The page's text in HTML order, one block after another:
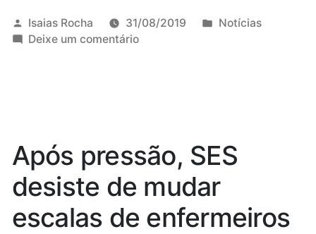
Paço
do
candidata
em
concurso”
Publicado
por
Isaias Rocha 31/08/2019
Publicado
Notícias
Deixe um comentárioem
aprovação
de
candidata
em
concurso
Após pressão, SES
desiste de mudar
escalas de enfermeiros